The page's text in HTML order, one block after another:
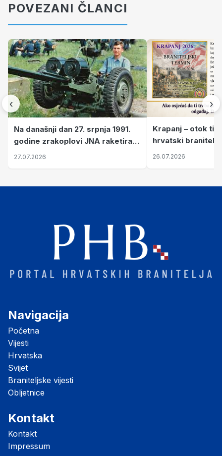
POVEZANI ČLANCI
‹
Na današnji dan 27. srpnja 1991.
godine zrakoplovi JNA raketirali
su vojarnu i obučni centar "Nikola
27.07.2026
Krapanj – otok
hrvatski branitelji
pronalaze mir
26.07.2026
›
Navigacija
Početna
Vijesti
Hrvatska
Svijet
Braniteljske vijesti
Obljetnice
Kontakt
Kontakt
Impressum